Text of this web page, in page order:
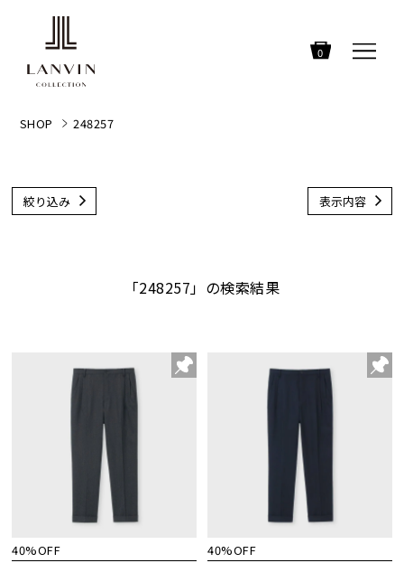
0
SHOP 248257
絞り込み 表示内容
「248257」の検索結果
40%OFF
40%OFF